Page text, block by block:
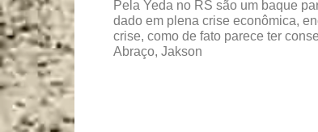
Pela Yeda no RS são um baque
dado em plena crise econômica,
crise, como de fato parece ter
Abraço, Jakson